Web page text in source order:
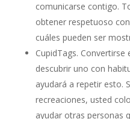
comunicarse contigo.
obtener respetuoso
cuáles pueden ser
CupidTags.
descubrir uno con
ayudará a repetir esto.
recreaciones, usted
ayudar otras personas